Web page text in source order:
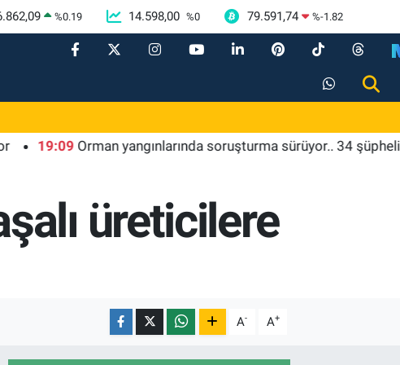
%0.19 14.598,00 %0 79.591,74 %-1.82
Orman yangınlarında soruşturma sürüyor.. 34 şüpheliden
üreticilere
A- A+